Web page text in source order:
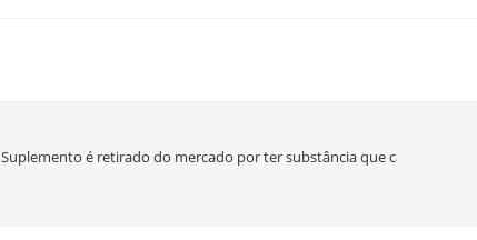
Suplemento é retirado do mercado por ter substância que causa ereção